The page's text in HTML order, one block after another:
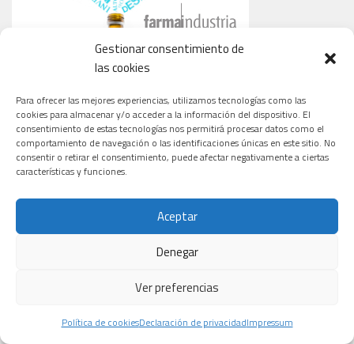
Gestionar consentimiento de
las cookies
Para ofrecer las mejores experiencias, utilizamos tecnologías como las
cookies para almacenar y/o acceder a la información del dispositivo. El
consentimiento de estas tecnologías nos permitirá procesar datos como el
comportamiento de navegación o las identificaciones únicas en este sitio. No
consentir o retirar el consentimiento, puede afectar negativamente a ciertas
características y funciones.
Aceptar
Denegar
Ver preferencias
Política de cookiesDeclaración de privacidadImpressum
CARDIOLOGÍA
Un tratamiento
ONCOLOGÍA
El revolucionario
TECNOLOGÍA
Macami